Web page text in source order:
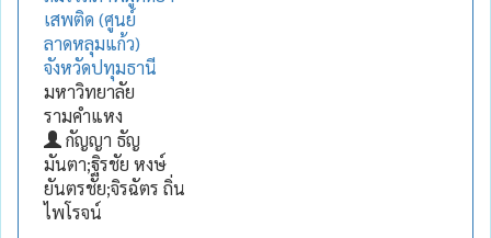
เสพติด (ศูนย์
ลาดหลุมแก้ว)
จังหวัดปทุมธานี
มหาวิทยาลัย
รามคำแหง
กัญญา ธัญ
มันตา;ฐิรชัย หงษ์
ยันตรชัย;จิรฉัตร ถิ่น
ไพโรจน์